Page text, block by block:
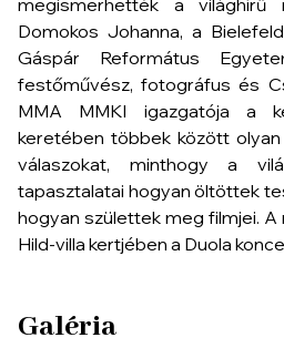
megismerhették a világhírű
Domokos Johanna, a
Gáspár Református
festőművész, fotográfus és
MMA MMKI igazgatója a
keretében többek között
válaszokat, minthogy a
tapasztalatai hogyan öltöttek
hogyan születtek meg filmjei.
Hild-villa kertjében a Duola
Galéria